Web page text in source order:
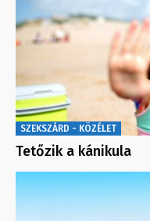
SZEKSZÁRD - KÖZÉLET
Tetőzik a kánikula